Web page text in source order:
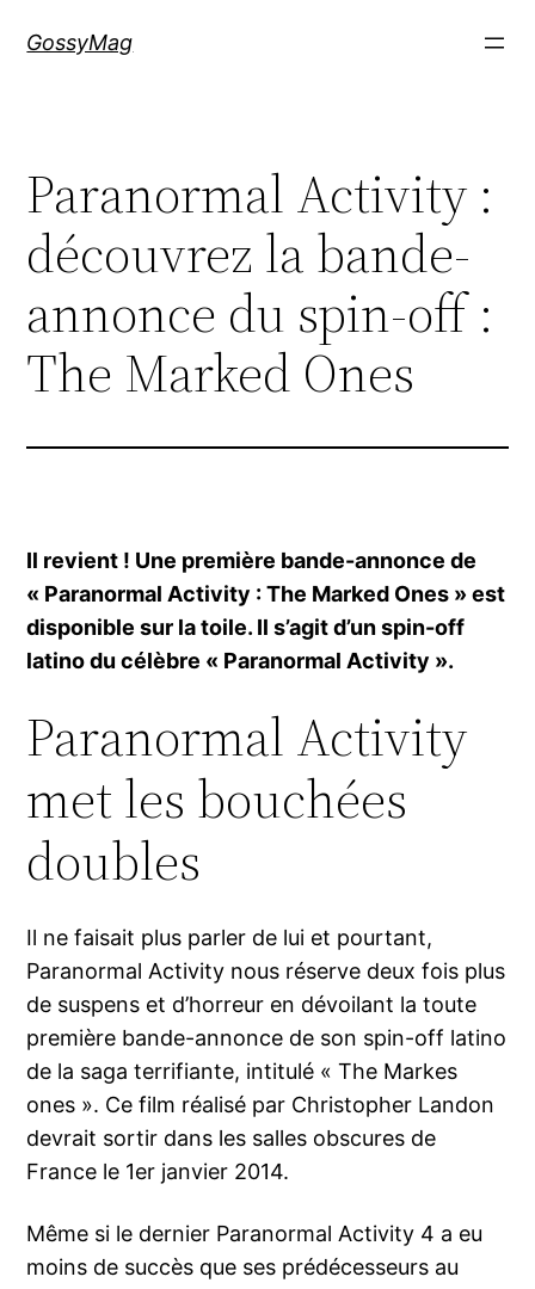
GossyMag
Paranormal Activity :
découvrez la bande-
annonce du spin-off :
The Marked Ones
Il revient ! Une première bande-annonce de
« Paranormal Activity : The Marked Ones » est
disponible sur la toile. Il s’agit d’un spin-off
latino du célèbre « Paranormal Activity ».
Paranormal Activity
met les bouchées
doubles
Il ne faisait plus parler de lui et pourtant,
Paranormal Activity nous réserve deux fois plus
de suspens et d’horreur en dévoilant la toute
première bande-annonce de son spin-off latino
de la saga terrifiante, intitulé « The Markes
ones ». Ce film réalisé par Christopher Landon
devrait sortir dans les salles obscures de
France le 1er janvier 2014.
Même si le dernier Paranormal Activity 4 a eu
moins de succès que ses prédécesseurs au